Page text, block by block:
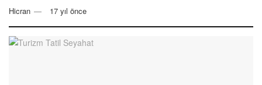
Hicran 17 yıl önce